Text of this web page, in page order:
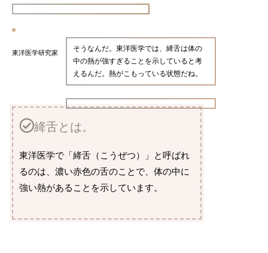
東洋医学研究家
そうなんだ。東洋医学では、絳舌は体の
中の熱が強すぎることを示していると考
えるんだ。熱がこもっている状態だね。
絳舌とは。
東洋医学で「絳舌（こうぜつ）」と呼ばれ
るのは、濃い赤色の舌のことで、体の中に
強い熱があることを示しています。